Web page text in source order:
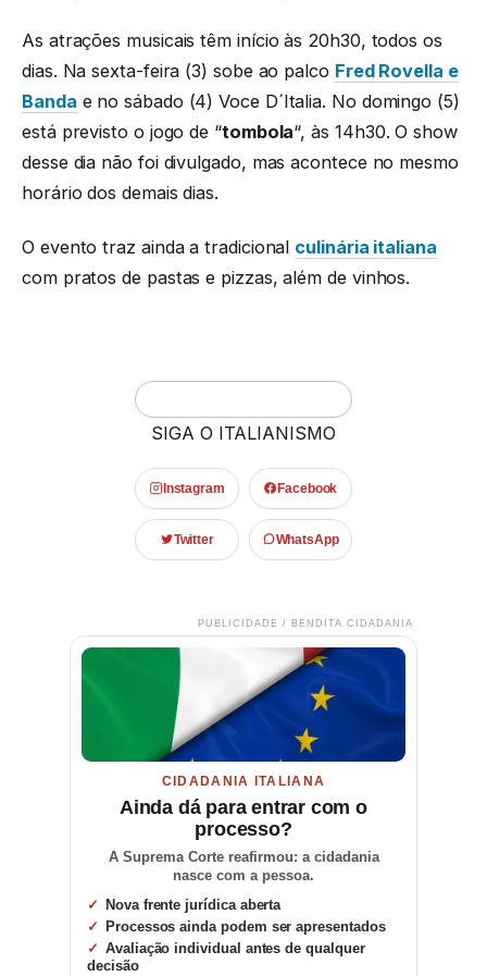
As atrações musicais têm início às 20h30, todos os
dias. Na sexta-feira (3) sobe ao palco Fred Rovella e
Banda e no sábado (4) Voce D´Italia. No domingo (5)
está previsto o jogo de “tombola“, às 14h30. O show
desse dia não foi divulgado, mas acontece no mesmo
horário dos demais dias.
O evento traz ainda a tradicional culinária italiana
com pratos de pastas e pizzas, além de vinhos.
SIGA O ITALIANISMO
Instagram Facebook
Twitter WhatsApp
PUBLICIDADE / BENDITA CIDADANIA
CIDADANIA ITALIANA
Ainda dá para entrar com o
processo?
A Suprema Corte reafirmou: a cidadania
nasce com a pessoa.
Nova frente jurídica aberta
Processos ainda podem ser apresentados
Avaliação individual antes de qualquer
decisão